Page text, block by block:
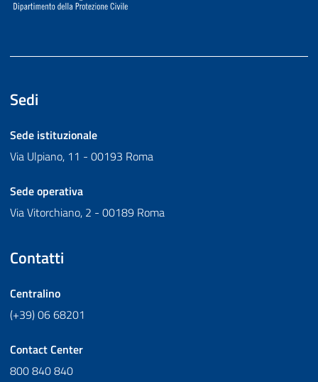
Sedi
Sede istituzionale
Via Ulpiano, 11 - 00193 Roma
Sede operativa
Via Vitorchiano, 2 - 00189 Roma
Contatti
Centralino
(+39) 06 68201
Contact Center
800 840 840